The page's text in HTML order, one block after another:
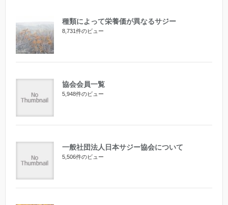
種類によって栄養価が異なるサジー
8,731件のビュー
協会会員一覧
5,948件のビュー
一般社団法人日本サジー協会について
5,506件のビュー